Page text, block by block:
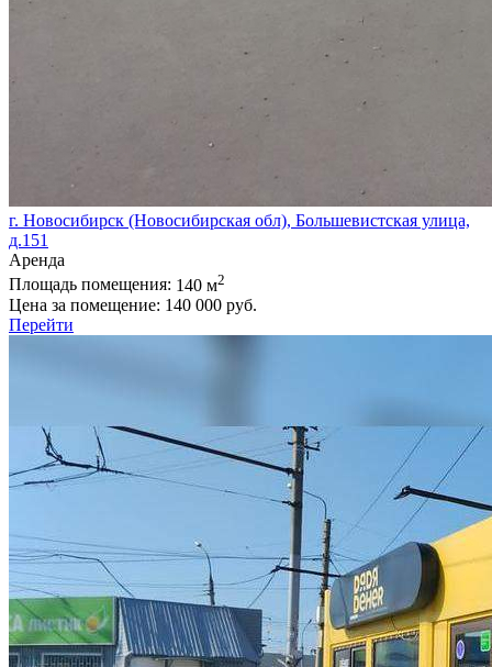
г. Новосибирск (Новосибирская обл), Большевистская улица,
д.151
Аренда
Площадь помещения: 140 м2
Цена за помещение: 140 000 руб.
Перейти